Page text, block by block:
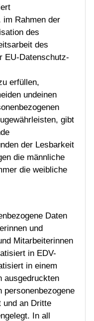
im Rahmen der
des
des
EU-Datenschutz-
erfüllen,
undeinen
gibt
der Lesbarkeit
die männliche
die weibliche
Daten
und
Mitarbeiterinnen
in EDV-
in einem
ausgedruckten
personenbezogene
und an Dritte
In all